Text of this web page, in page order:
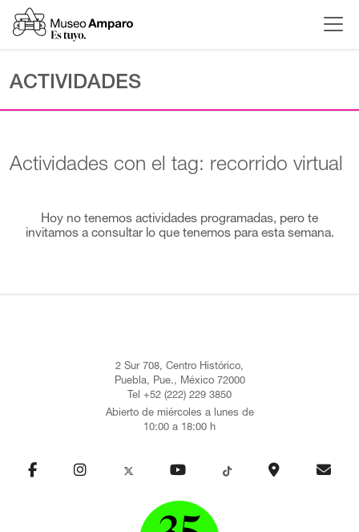
ACTIVIDADES
Actividades con el tag: recorrido virtual
Hoy no tenemos actividades programadas, pero te
invitamos a consultar lo que tenemos para esta semana.
2 Sur 708, Centro Histórico,
Puebla, Pue., México 72000
Tel +52 (222) 229 3850
Abierto de miércoles a lunes de
10:00 a 18:00 h